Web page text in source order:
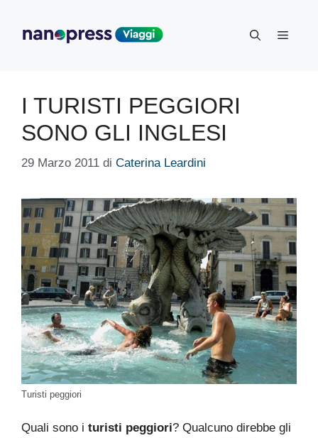
contenuto
Menu
I TURISTI PEGGIORI
SONO GLI INGLESI
29 Marzo 2011 di Caterina Leardini
Turisti peggiori
Quali sono i turisti peggiori? Qualcuno direbbe gli